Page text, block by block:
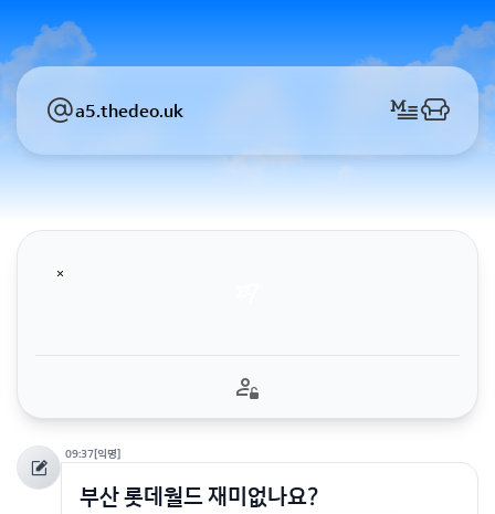
a5.thedeo.uk
09:37[익명]
부산 롯데월드 재미없나요?